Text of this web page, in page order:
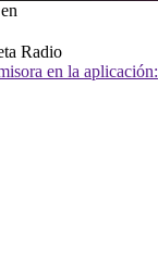
Radio
en la aplicación: